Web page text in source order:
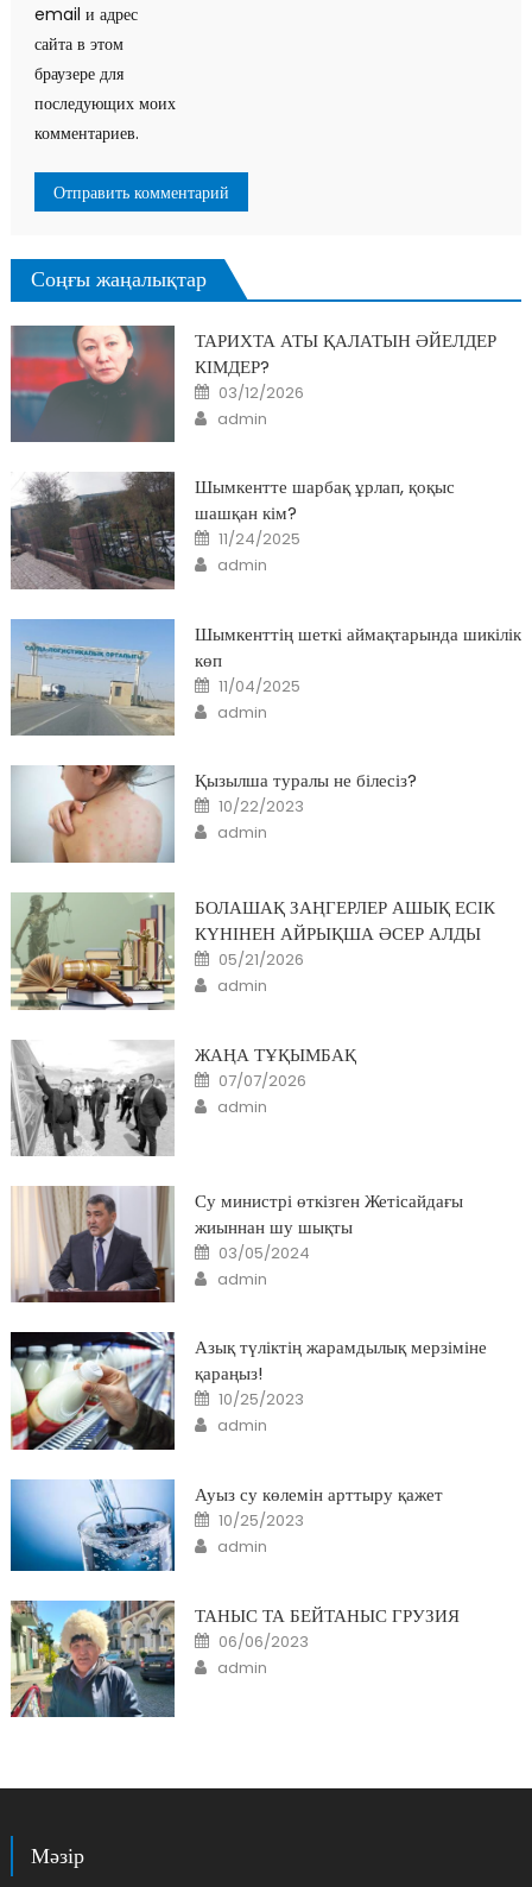
email и адрес
сайта в этом
браузере для
последующих моих
комментариев.
Соңғы жаңалықтар
ТАРИХТА АТЫ ҚАЛАТЫН ӘЙЕЛДЕР
КІМДЕР?
Posted
on
03/12/2026
Author
admin
Шымкентте шарбақ ұрлап, қоқыс
шашқан кім?
Posted
on
11/24/2025
Author
admin
Шымкенттің шеткі аймақтарында шикілік
көп
Posted
on
11/04/2025
Author
admin
Қызылша туралы не білесіз?
Posted
on
10/22/2023
Author
admin
БОЛАШАҚ ЗАҢГЕРЛЕР АШЫҚ ЕСІК
КҮНІНЕН АЙРЫҚША ӘСЕР АЛДЫ
Posted
on
05/21/2026
Author
admin
ЖАҢА ТҰҚЫМБАҚ
Posted
on
07/07/2026
Author
admin
Су министрі өткізген Жетісайдағы
жиыннан шу шықты
Posted
on
03/05/2024
Author
admin
Азық түліктің жарамдылық мерзіміне
қараңыз!
Posted
on
10/25/2023
Author
admin
Ауыз су көлемін арттыру қажет
Posted
on
10/25/2023
Author
admin
ТАНЫС ТА БЕЙТАНЫС ГРУЗИЯ
Posted
on
06/06/2023
Author
admin
Мәзір